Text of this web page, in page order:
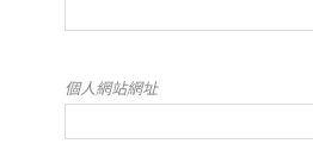
個人網站網址